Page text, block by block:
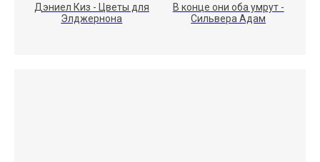
Дэниел Киз - Цветы для
Элджернона
В конце они оба умрут -
Сильвера Адам